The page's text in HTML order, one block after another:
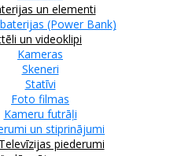
un elementi
(Power Bank)
un videoklipi
Kameras
Skeneri
Statīvi
Foto filmas
Kameru futrāļi
un stiprinājumi
Televīzijas piederumi